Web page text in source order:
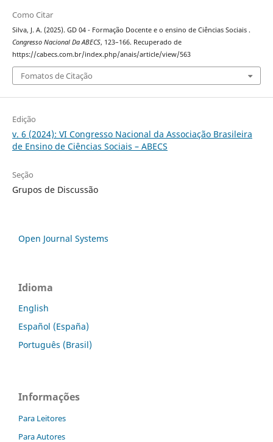
Como Citar
Silva, J. A. (2025). GD 04 - Formação Docente e o ensino de Ciências Sociais .
Congresso Nacional Da ABECS, 123–166. Recuperado de
https://cabecs.com.br/index.php/anais/article/view/563
Fomatos de Citação
Edição
v. 6 (2024): VI Congresso Nacional da Associação Brasileira
de Ensino de Ciências Sociais – ABECS
Seção
Grupos de Discussão
Open Journal Systems
Idioma
English
Español (España)
Português (Brasil)
Informações
Para Leitores
Para Autores